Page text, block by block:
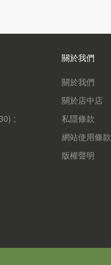
;
關於我們
關於我們
關於店中店
私隱條款
網站使用條款
版權聲明